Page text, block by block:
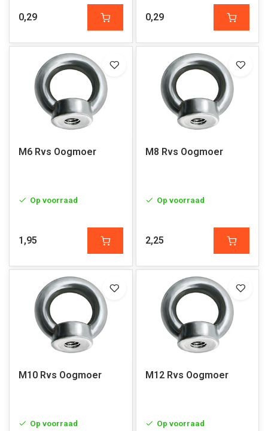
0,29 0,29
M6 Rvs Oogmoer
Op voorraad
1,95
M8 Rvs Oogmoer
Op voorraad
2,25
M10 Rvs Oogmoer
Op voorraad
M12 Rvs Oogmoer
Op voorraad